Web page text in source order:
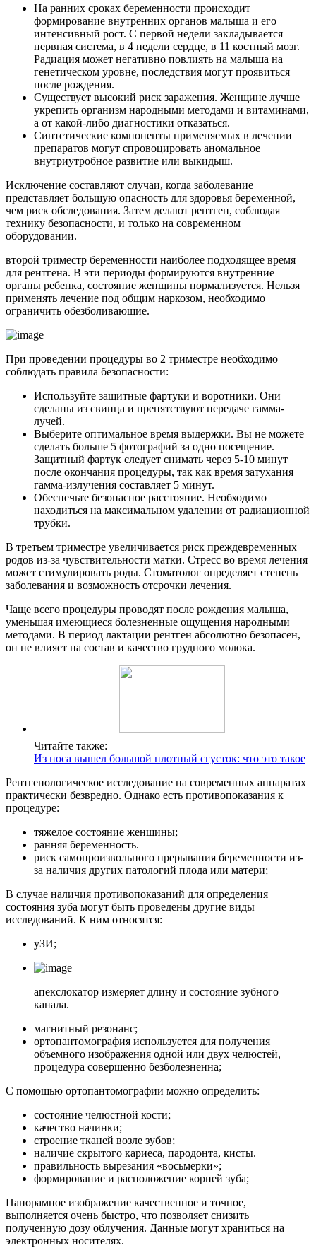
На ранних сроках беременности происходит
формирование внутренних органов малыша и его
интенсивный рост. С первой недели закладывается
нервная система, в 4 недели сердце, в 11 костный мозг.
Радиация может негативно повлиять на малыша на
генетическом уровне, последствия могут проявиться
после рождения.
Существует высокий риск заражения. Женщине лучше
укрепить организм народными методами и витаминами,
а от какой-либо диагностики отказаться.
Синтетические компоненты применяемых в лечении
препаратов могут спровоцировать аномальное
внутриутробное развитие или выкидыш.
Исключение составляют случаи, когда заболевание
представляет большую опасность для здоровья беременной,
чем риск обследования. Затем делают рентген, соблюдая
технику безопасности, и только на современном
оборудовании.
второй триместр беременности наиболее подходящее время
для рентгена. В эти периоды формируются внутренние
органы ребенка, состояние женщины нормализуется. Нельзя
применять лечение под общим наркозом, необходимо
ограничить обезболивающие.
При проведении процедуры во 2 триместре необходимо
соблюдать правила безопасности:
Используйте защитные фартуки и воротники. Они
сделаны из свинца и препятствуют передаче гамма-
лучей.
Выберите оптимальное время выдержки. Вы не можете
сделать больше 5 фотографий за одно посещение.
Защитный фартук следует снимать через 5-10 минут
после окончания процедуры, так как время затухания
гамма-излучения составляет 5 минут.
Обеспечьте безопасное расстояние. Необходимо
находиться на максимальном удалении от радиационной
трубки.
В третьем триместре увеличивается риск преждевременных
родов из-за чувствительности матки. Стресс во время лечения
может стимулировать роды. Стоматолог определяет степень
заболевания и возможность отсрочки лечения.
Чаще всего процедуры проводят после рождения малыша,
уменьшая имеющиеся болезненные ощущения народными
методами. В период лактации рентген абсолютно безопасен,
он не влияет на состав и качество грудного молока.
Читайте также:
Из носа вышел большой плотный сгусток: что это такое
Рентгенологическое исследование на современных аппаратах
практически безвредно. Однако есть противопоказания к
процедуре:
тяжелое состояние женщины;
ранняя беременность.
риск самопроизвольного прерывания беременности из-
за наличия других патологий плода или матери;
В случае наличия противопоказаний для определения
состояния зуба могут быть проведены другие виды
исследований. К ним относятся:
уЗИ;
апекслокатор измеряет длину и состояние зубного
канала.
магнитный резонанс;
ортопантомография используется для получения
объемного изображения одной или двух челюстей,
процедура совершенно безболезненна;
С помощью ортопантомографии можно определить:
состояние челюстной кости;
качество начинки;
строение тканей возле зубов;
наличие скрытого кариеса, пародонта, кисты.
правильность вырезания «восьмерки»;
формирование и расположение корней зуба;
Панорамное изображение качественное и точное,
выполняется очень быстро, что позволяет снизить
полученную дозу облучения. Данные могут храниться на
электронных носителях.